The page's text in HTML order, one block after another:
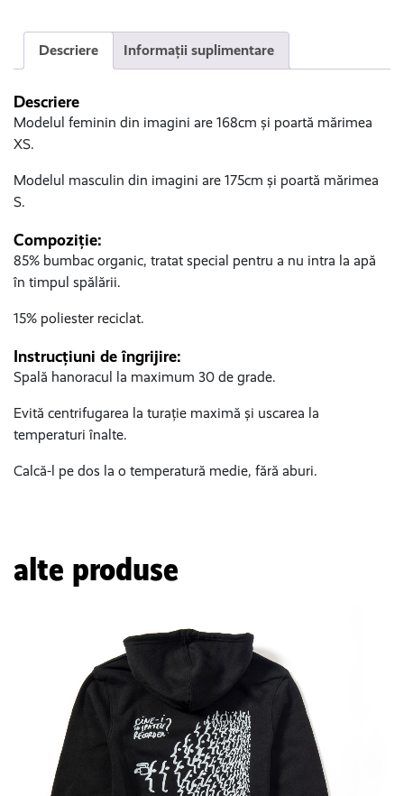
Descriere Informații suplimentare
Descriere
Modelul feminin din imagini are 168cm și poartă mărimea
XS.
Modelul masculin din imagini are 175cm și poartă mărimea
S.
Compoziție:
85% bumbac organic, tratat special pentru a nu intra la apă
în timpul spălării.
15% poliester reciclat.
Instrucțiuni de îngrijire:
Spală hanoracul la maximum 30 de grade.
Evită centrifugarea la turație maximă și uscarea la
temperaturi înalte.
Calcă-l pe dos la o temperatură medie, fără aburi.
alte produse